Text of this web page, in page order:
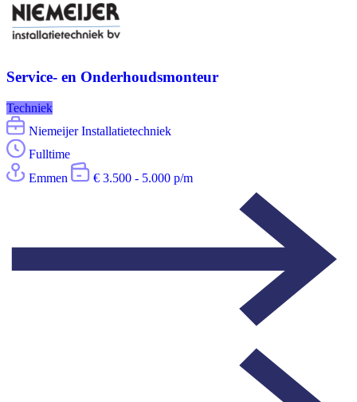
Service- en Onderhoudsmonteur
Techniek
Niemeijer Installatietechniek
Fulltime
Emmen
€ 3.500 - 5.000 p/m